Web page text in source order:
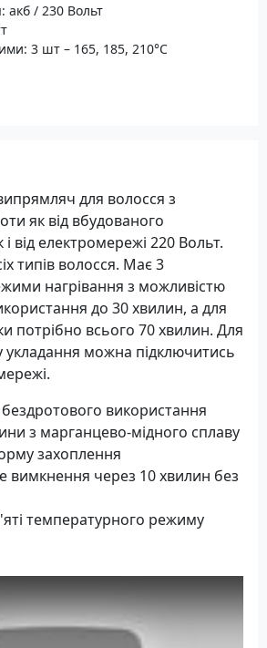
акб / 230 Вольт
3 шт – 165, 185, 210°С
для волосся з
як від вбудованого
від електромережі 220 Вольт.
типів волосся. Має 3
нагрівання з можливістю
до 30 хвилин, а для
потрібно всього 70 хвилин. Для
укладання можна підключитись
використання
з марганцево-мідного сплаву
захоплення
вимкнення через 10 хвилин без
температурного режиму